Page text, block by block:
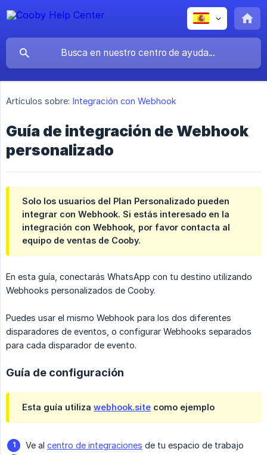
Artículos sobre: Integración con Webhook
Guía de integración de Webhook
personalizado
Solo los usuarios del Plan Personalizado pueden
integrar con Webhook. Si estás interesado en la
integración con Webhook, por favor contacta al
equipo de ventas de Cooby.
En esta guía, conectarás WhatsApp con tu destino utilizando
Webhooks personalizados de Cooby.
Puedes usar el mismo Webhook para los dos diferentes
disparadores de eventos, o configurar Webhooks separados
para cada disparador de evento.
Guía de configuración
Esta guía utiliza webhook.site como ejemplo
Ve al centro de integraciones de tu espacio de trabajo